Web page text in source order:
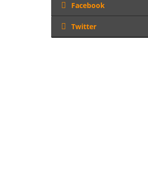
Facebook
Twitter